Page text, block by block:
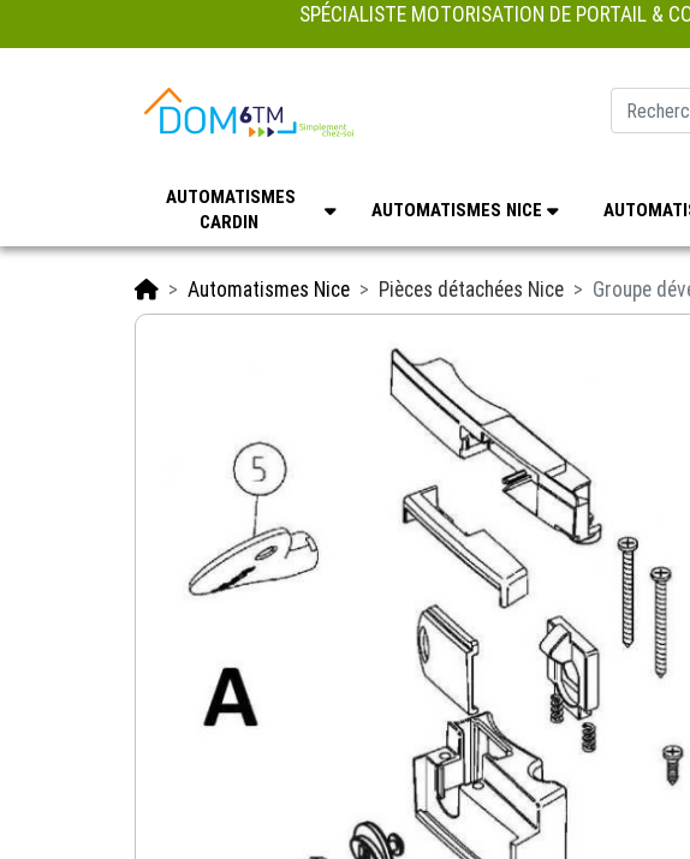
SPÉCIALISTE MOTORISATION DE PORTAIL &
AUTOMATISMES
CARDIN
AUTOMATISMES NICE
AccueilAutomatismes Nice Pièces détachées Nice Groupe